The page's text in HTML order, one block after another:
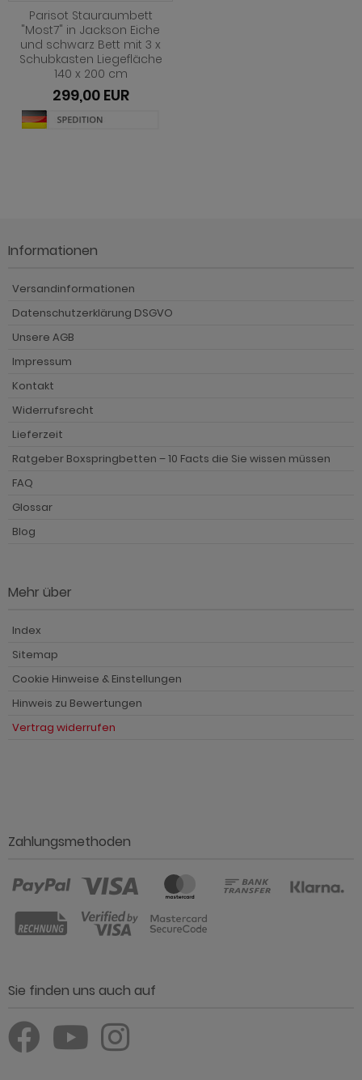
Parisot Stauraumbett
"Most7" in Jackson Eiche
und schwarz Bett mit 3 x
Schubkasten Liegefläche
140 x 200 cm
299,00 EUR
Informationen
Versandinformationen
Datenschutzerklärung DSGVO
Unsere AGB
Impressum
Kontakt
Widerrufsrecht
Lieferzeit
Ratgeber Boxspringbetten – 10 Facts die Sie wissen müssen
FAQ
Glossar
Blog
Mehr über
Index
Sitemap
Cookie Hinweise & Einstellungen
Hinweis zu Bewertungen
Vertrag widerrufen
Zahlungsmethoden
Sie finden uns auch auf